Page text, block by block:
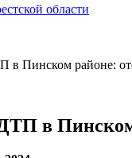
области
в Пинском районе:
в